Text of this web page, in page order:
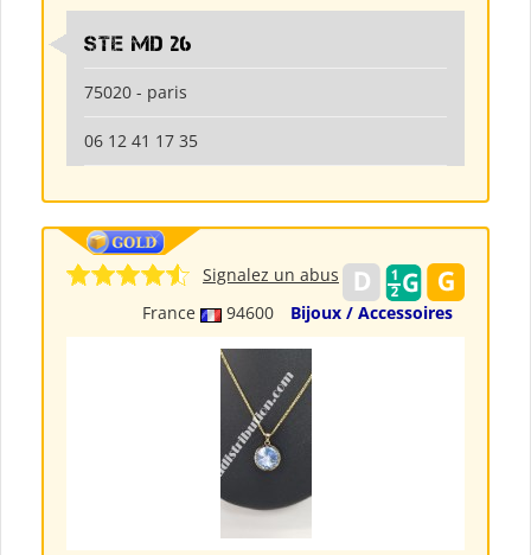
Ste md 26
75020 - paris
06 12 41 17 35
France 94600 Bijoux / Accessoires
Signalez un abus